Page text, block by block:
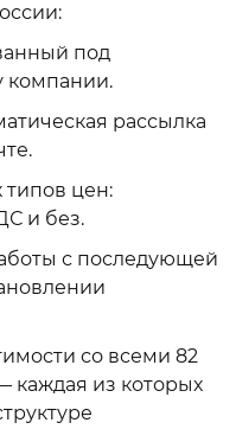
под
компании.
рассылка
цен:
и без.
с последующей
со всеми 82
каждая из которых